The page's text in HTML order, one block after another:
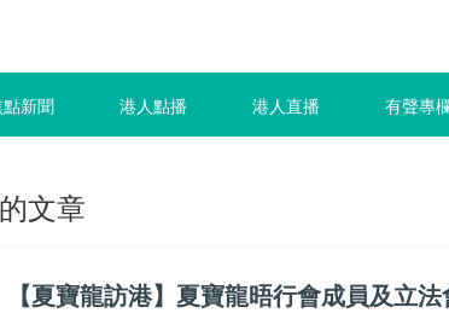
點新聞 港人點播 港人直播 有聲專
文章
【夏寶龍訪港】夏寶龍晤行會成員及立